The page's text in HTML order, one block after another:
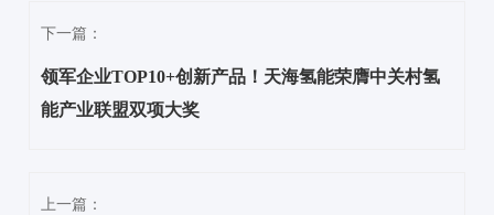
下一篇：
领军企业TOP10+创新产品！天海氢能荣膺中关村氢
能产业联盟双项大奖
上一篇：